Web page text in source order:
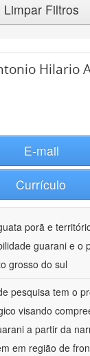
Limpar Filtros
Hilario
E-mail
Currículo
porã e
guarani e o
grosso do sul
pesquisa tem o
visando
a partir da
em região de